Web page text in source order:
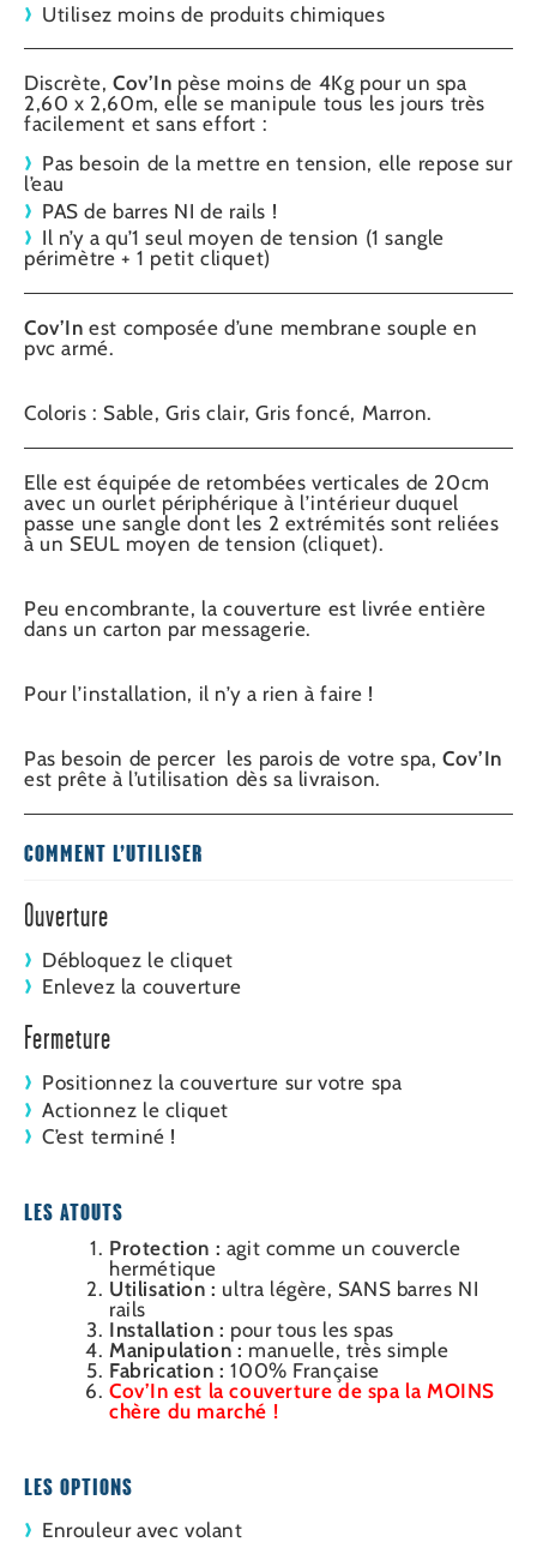
Utilisez moins de produits chimiques
Discrète, Cov’In pèse moins de 4Kg pour un spa
2,60 x 2,60m, elle se manipule tous les jours très
facilement et sans effort :
Pas besoin de la mettre en tension, elle repose sur
l’eau
PAS de barres NI de rails !
Il n’y a qu’1 seul moyen de tension (1 sangle
périmètre + 1 petit cliquet)
Cov’In est composée d’une membrane souple en
pvc armé.
Coloris : Sable, Gris clair, Gris foncé, Marron.
Elle est équipée de retombées verticales de 20cm
avec un ourlet périphérique à l’intérieur duquel
passe une sangle dont les 2 extrémités sont reliées
à un SEUL moyen de tension (cliquet).
Peu encombrante, la couverture est livrée entière
dans un carton par messagerie.
Pour l’installation, il n’y a rien à faire !
Pas besoin de percer les parois de votre spa,Cov’In
est prête à l’utilisation dès sa livraison.
COMMENT L’UTILISER
Ouverture
Débloquez le cliquet
Enlevez la couverture
Fermeture
Positionnez la couverture sur votre spa
Actionnez le cliquet
C’est terminé !
LES ATOUTS
Protection : agit comme un couvercle
hermétique
Utilisation : ultra légère, SANS barres NI
rails
Installation : pour tous les spas
Manipulation : manuelle, très simple
Fabrication : 100% Française
Cov’In est la couverture de spa la MOINS
chère du marché !
LES OPTIONS
Enrouleur avec volant